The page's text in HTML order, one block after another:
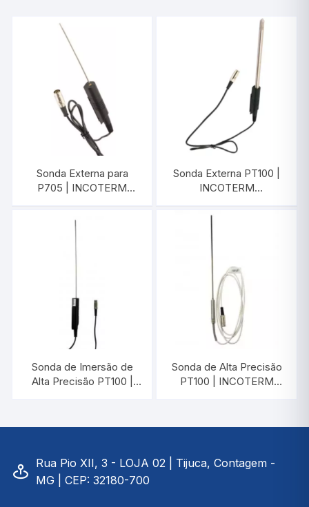
Sonda Externa para
P705 | INCOTERM
Sonda Externa PT100 |
INCOTERM
Sonda de Imersão de
Alta Precisão PT100 |
Sonda de Alta Precisão
PT100 | INCOTERM
Rua Pio XII, 3 - LOJA 02 | Tijuca, Contagem -
MG | CEP: 32180-700